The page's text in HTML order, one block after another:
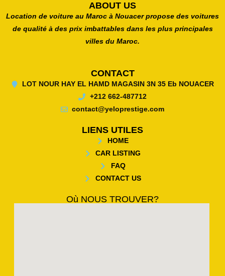
ABOUT US
Location de voiture au Maroc à Nouacer propose des voitures
de qualité à des prix imbattables dans les plus principales
villes du Maroc.
CONTACT
LOT NOUR HAY EL HAMD MAGASIN 3N 35 Eb NOUACER
+212 662-487712
contact@yeloprestige.com
LIENS UTILES
HOME
CAR LISTING
FAQ
CONTACT US
Où NOUS TROUVER?